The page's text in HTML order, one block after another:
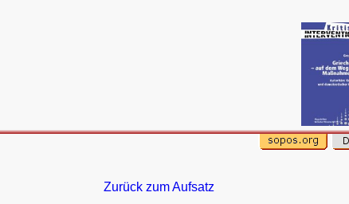
Zurück zum Aufsatz